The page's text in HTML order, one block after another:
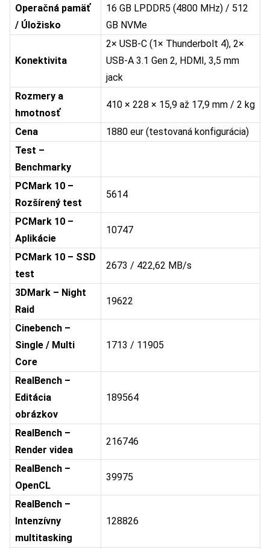
Operačná pamäť
/ Úložisko
16 GB LPDDR5 (4800 MHz) / 512
GB NVMe
Konektivita
2× USB-C (1× Thunderbolt 4), 2×
USB-A 3.1 Gen 2, HDMI, 3,5 mm
jack
Rozmery a
hmotnosť
410 × 228 × 15,9 až 17,9 mm / 2 kg
Cena
1880 eur (testovaná konfigurácia)
Test –
Benchmarky
PCMark 10 –
Rozšírený test
5614
PCMark 10 –
Aplikácie
10747
PCMark 10 – SSD
test
2673 / 422,62 MB/s
3DMark – Night
Raid
19622
Cinebench –
Single / Multi
Core
1713 / 11905
RealBench –
Editácia
obrázkov
189564
RealBench –
Render videa
216746
RealBench –
OpenCL
39975
RealBench –
Intenzívny
multitasking
128826